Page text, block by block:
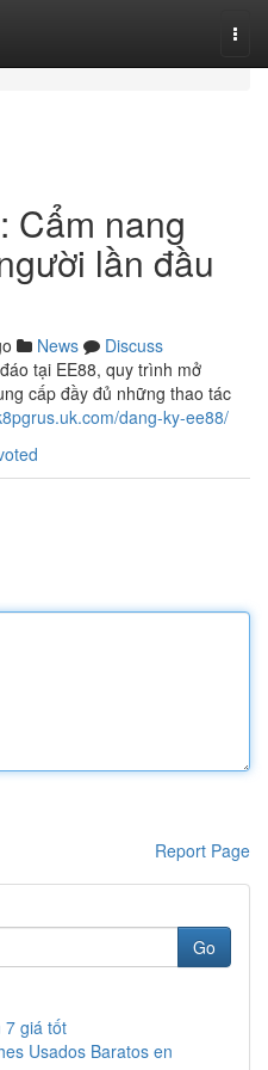
Cẩm nang
lần đầu
News
Discuss
tại EE88, quy trình mở
cấp đầy đủ những thao tác
dang-ky-ee88/
Report Page
Go
7 giá tốt
Usados Baratos en